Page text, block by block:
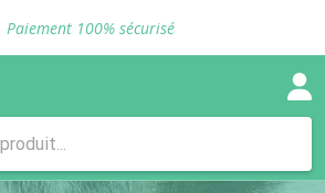
Paiement 100% sécurisé
gratuite en clinique vétérinaire
de croquettes vétérinaire
gratuite en clinique vétérinaire
Retour gratuit en clinique